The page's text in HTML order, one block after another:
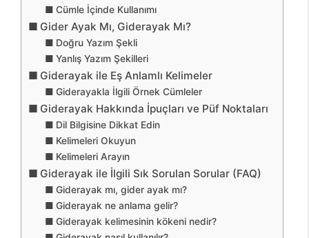
Cümle İçinde Kullanımı
Gider Ayak Mı, Giderayak Mı?
Doğru Yazım Şekli
Yanlış Yazım Şekilleri
Giderayak ile Eş Anlamlı Kelimeler
Giderayakla İlgili Örnek Cümleler
Giderayak Hakkında İpuçları ve Püf Noktaları
Dil Bilgisine Dikkat Edin
Kelimeleri Okuyun
Kelimeleri Arayın
Giderayak ile İlgili Sık Sorulan Sorular (FAQ)
Giderayak mı, gider ayak mı?
Giderayak ne anlama gelir?
Giderayak kelimesinin kökeni nedir?